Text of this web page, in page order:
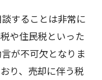
することは非常に
や住民税といった
が不可欠となりま
り、売却に伴う税